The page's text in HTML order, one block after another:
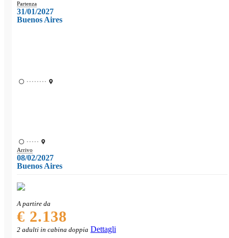
Partenza
31/01/2027
Buenos Aires
••••••••
•••••
Arrivo
08/02/2027
Buenos Aires
A partire da
€ 2.138
2 adulti in cabina doppia Dettagli